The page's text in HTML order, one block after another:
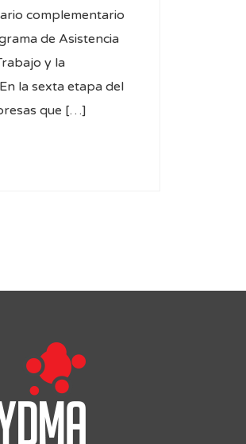
complementario
de Asistencia
y la
la sexta etapa del
que […]